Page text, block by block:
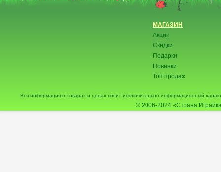
МАГАЗИН
Акции
Скидки
Подарки
Новинки
Топ продаж
Вся информация о товарах и ценах носит исключительно информационный
© 2006-2024 «Страна